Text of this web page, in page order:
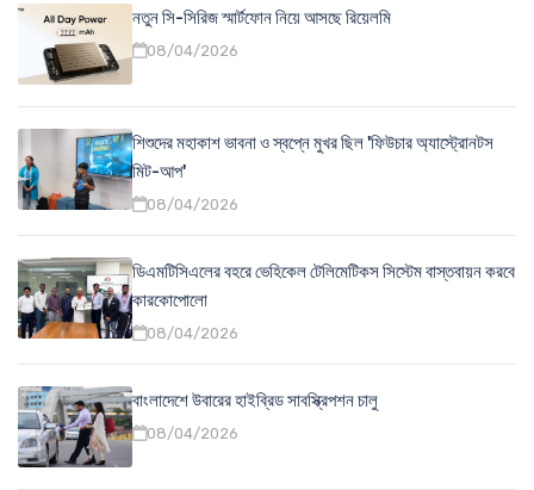
নতুন সি-সিরিজ স্মার্টফোন নিয়ে আসছে রিয়েলমি
08/04/2026
শিশুদের মহাকাশ ভাবনা ও স্বপ্নে মুখর ছিল 'ফিউচার অ্যাস্ট্রোনটস
মিট-আপ'
08/04/2026
ডিএমটিসিএলের বহরে ভেহিকেল টেলিমেটিকস সিস্টেম বাস্তবায়ন করবে
কারকোপোলো
08/04/2026
বাংলাদেশে উবারের হাইব্রিড সাবস্ক্রিপশন চালু
08/04/2026